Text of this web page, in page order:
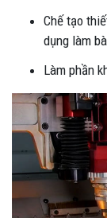
Chế tạo
dụng làm
Làm phần